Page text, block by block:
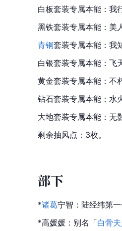
白板套装专属本能：我
黑铁套装专属本能：美
青铜套装专属本能：我
白银套装专属本能：飞
黄金套装专属本能：不
钻石套装专属本能：水
大地套装专属本能：无
剩余抽风点：3枚。
部下
*诸葛宁智：陆经纬第
*高媛媛：别名「白骨